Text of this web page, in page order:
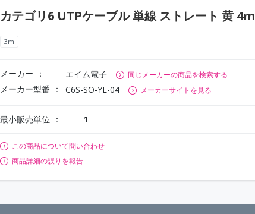
カテゴリ6 UTPケーブル 単線 ストレート 黄 4m
3m
メーカー エイム電子 同じメーカーの商品を検索する
メーカー型番 C6S-SO-YL-04 メーカーサイトを見る
最小販売単位 1
この商品について問い合わせ
商品詳細の誤りを報告